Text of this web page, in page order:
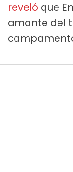
reveló que
amante del